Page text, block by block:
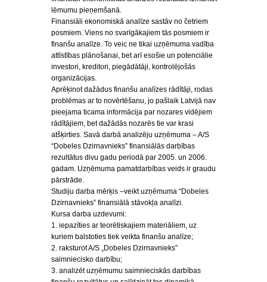
lēmumu pieņemšanā.
Finansiāli ekonomiskā analīze sastāv no četriem
posmiem. Viens no svarīgākajiem tās posmiem ir
finanšu analīze. To veic ne tikai uzņēmuma vadība
attīstības plānošanai, bet arī esošie un potenciālie
investori, kreditori, piegādātāji, kontrolējošās
organizācijas.
Aprēķinot dažādus finanšu analīzes rādītāji, rodas
problēmas ar to novērtēšanu, jo pašlaik Latvijā nav
pieejama ticama informācija par nozares vidējiem
rādītājiem, bet dažādās nozarēs tie var krasi
atšķirties. Savā darbā analizēju uzņēmuma – A/S
“Dobeles Dzirnavnieks” finansiālās darbības
rezultātus divu gadu periodā par 2005. un 2006.
gadam. Uzņēmuma pamatdarbības veids ir graudu
pārstrāde.
Studiju darba mērķis –veikt uzņēmuma “Dobeles
Dzirnavnieks” finansiālā stāvokļa analīzi.
Kursa darba uzdevumi:
1. iepazīties ar teorētiskajiem materiāliem, uz
kuriem balstoties tiek veikta finanšu analīze;
2. raksturot A/S „Dobeles Dzirnavnieks”
saimniecisko darbību;
3. analizēt uzņēmumu saimnieciskās darbības